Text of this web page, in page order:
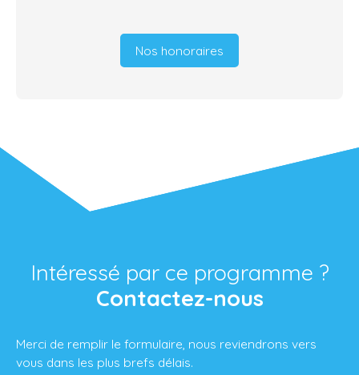
Nos honoraires
Intéressé par ce programme ?
Contactez-nous
Merci de remplir le formulaire, nous reviendrons vers
vous dans les plus brefs délais.